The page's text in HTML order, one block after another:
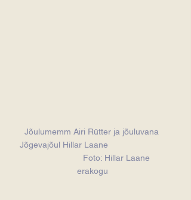
Jõulumemm Airi Rütter ja jõuluvana
Jõgevajõul Hillar Laane
                     Foto: Hillar Laane
erakogu